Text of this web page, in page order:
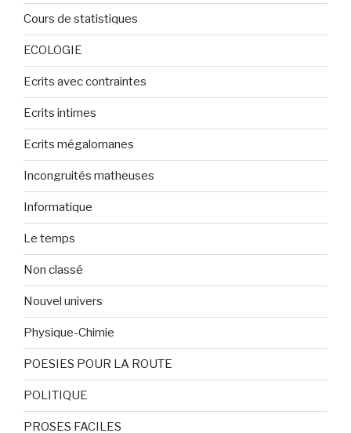
Cours de statistiques
ECOLOGIE
Ecrits avec contraintes
Ecrits intimes
Ecrits mégalomanes
Incongruités matheuses
Informatique
Le temps
Non classé
Nouvel univers
Physique-Chimie
POESIES POUR LA ROUTE
POLITIQUE
PROSES FACILES